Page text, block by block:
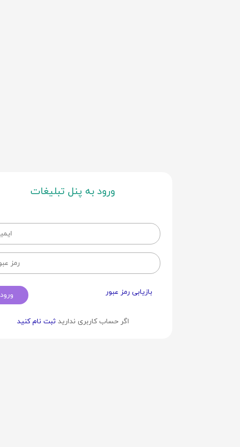
ورود به پنل تبلیغات
ورود بازیابی رمز عبور
اگر حساب کاربری نداریدثبت نام کنید